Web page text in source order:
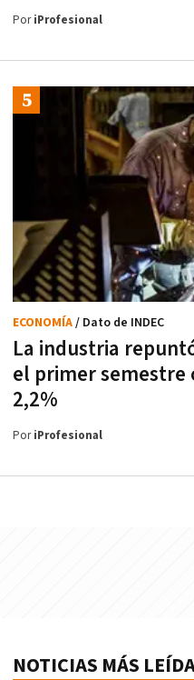
PoriProfesional
La industria
el primer semestre
2,2%
ECONOMÍA/ Dato de INDEC
PoriProfesional
NOTICIAS MÁS